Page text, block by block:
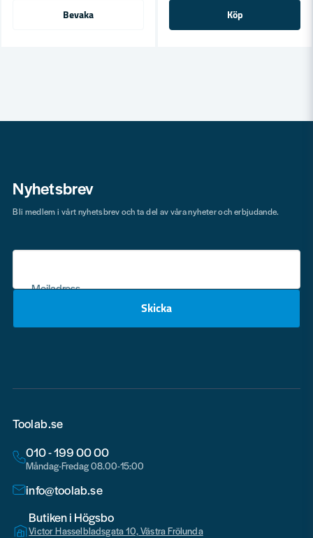
Bevaka Köp
Nyhetsbrev
Mejladress
Skicka
Bli medlem i vårt nyhetsbrev och ta del av våra nyheter och erbjudande.
Toolab.se
010 - 199 00 00
Måndag-Fredag 08.00-15:00
info@toolab.se
Butiken i Högsbo
Victor Hasselbladsgata 10, Västra Frölunda